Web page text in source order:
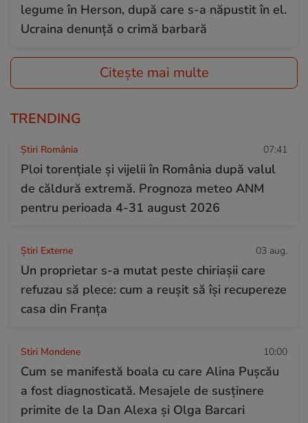
legume în Herson, după care s-a năpustit în el.
Ucraina denunță o crimă barbară
Citește mai multe
TRENDING
Știri România 07:41
Ploi torențiale și vijelii în România după valul
de căldură extremă. Prognoza meteo ANM
pentru perioada 4-31 august 2026
Știri Externe 03 aug.
Un proprietar s-a mutat peste chiriașii care
refuzau să plece: cum a reușit să își recupereze
casa din Franța
Stiri Mondene 10:00
Cum se manifestă boala cu care Alina Pușcău
a fost diagnosticată. Mesajele de susținere
primite de la Dan Alexa și Olga Barcari